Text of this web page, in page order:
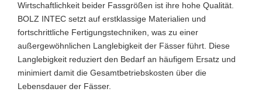
Wirtschaftlichkeit beider Fassgrößen ist ihre hohe Qualität.
BOLZ INTEC setzt auf erstklassige Materialien und
fortschrittliche Fertigungstechniken, was zu einer
außergewöhnlichen Langlebigkeit der Fässer führt. Diese
Langlebigkeit reduziert den Bedarf an häufigem Ersatz und
minimiert damit die Gesamtbetriebskosten über die
Lebensdauer der Fässer.